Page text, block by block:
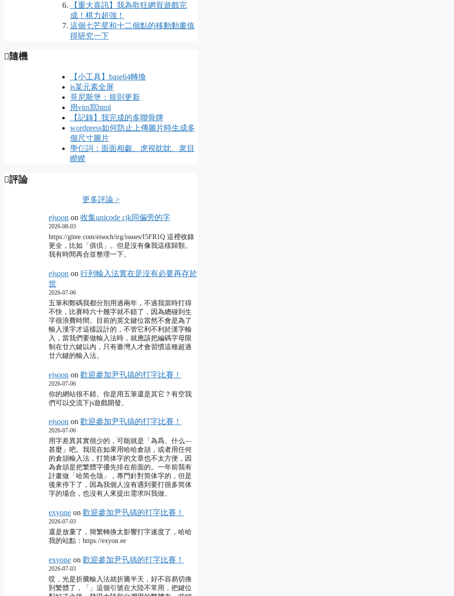
【重大喜訊】我為歌狂網頁遊戲完
成！棋力超強！
這個七芒星和十二個點的移動動畫值
得研究一下
隨機
【小工具】base64轉換
js某元素全屏
哥尼斯堡：規則更新
用vim寫html
【記錄】我完成的多聯骨牌
wordpress如何防止上傳圖片時生成多
個尺寸圖片
學仨詞：面面相覷、虎視眈眈、衆目
睽睽
評論
更多評論 >
ejsoon on 收集unicode cjk同偏旁的字
2026-08-03
https://gitee.com/eisoch/irg/issues/I5FR1Q 這裡收錄
更全，比如「俱倶」。但是沒有像我這樣歸類。
我有時間再合並整理一下。
ejsoon on 行列輸入法實在是沒有必要再存於
世
2026-07-06
五筆和鄭碼我都分別用過兩年，不過我當時打得
不快，比賽時六十幾字就不錯了，因為總碰到生
字很浪費時間。目前的英文鍵位當然不會是為了
輸入漢字才這樣設計的，不管它利不利於漢字輸
入，當我們要做輸入法時，就應該把編碼字母限
制在廿六鍵以內，只有臺灣人才會習慣這種超過
廿六鍵的輸入法。
ejsoon on 歡迎參加尹卂搞的打字比賽！
2026-07-06
你的網站很不錯。你是用五筆還是其它？有空我
們可以交流下js遊戲開發。
ejsoon on 歡迎參加尹卂搞的打字比賽！
2026-07-06
用字差異其實很少的，可能就是「為爲、什么―
甚麼」吧。我現在如果用哈哈倉頡，或者用任何
的倉頡輸入法，打简体字的文章也不太方便，因
為倉頡是把繁體字優先排在前面的。一年前我有
計畫做「哈简仓颉」，專門針對简体字的，但是
後來停下了，因為我個人沒有遇到要打很多简体
字的場合，也沒有人來提出需求叫我做。
exyone on 歡迎參加尹卂搞的打字比賽！
2026-07-03
還是放棄了，簡繁轉換太影響打字速度了，哈哈
我的站點：https://exyon.ee
exyone on 歡迎參加尹卂搞的打字比賽！
2026-07-03
哎，光是折騰輸入法就折騰半天，好不容易切換
到繁體了，「」這個引號在大陸不常用，把鍵位